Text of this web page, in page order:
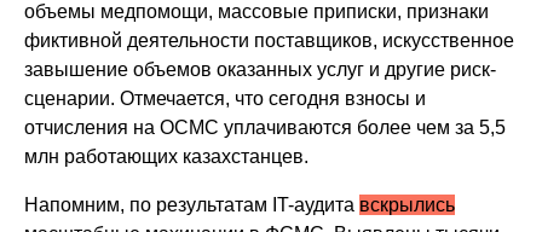
объемы медпомощи, массовые приписки, признаки
фиктивной деятельности поставщиков, искусственное
завышение объемов оказанных услуг и другие риск-
сценарии. Отмечается, что сегодня взносы и
отчисления на ОСМС уплачиваются более чем за 5,5
млн работающих казахстанцев.
Напомним, по результатам IT-аудита вскрылись